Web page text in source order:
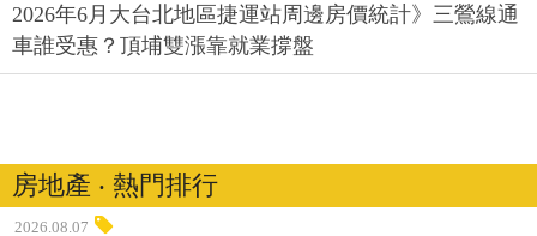
2026年6月大台北地區捷運站周邊房價統計》三鶯線通
車誰受惠？頂埔雙漲靠就業撐盤
房地產 ‧ 熱門排行
2026.08.07